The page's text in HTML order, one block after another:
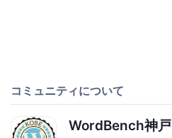
コミュニティについて
WordBench神戸